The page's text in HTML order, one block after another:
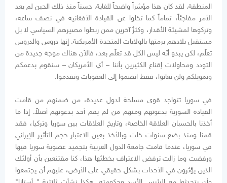
المنطقة. لقد كان هذا مؤشراً واضحاً للغاية. حسناً منذ ذلك الحين لم يعد
الأمر مفاجئاً، تماماً كما تخلوا عن القيادة الأفغانية في نصف ساعة،
وتركوها لمشيئة الأقدار، وكثرٌ آخرين ممن ربطوا مصيرهم السياسي لا بل
مستقبل بلادهم برمتها بالولايات المتحدة الأمريكية. إنها دروس والدروس
تعلّم، لكن يبدو أنّه ليس الكل قد تعلّم بعد، فالآن هناك موجة جديدة من
التودد ومحاولات إقناع الكثيرين بأننا – أي الأمريكان – سنقوم بدعمكم
وتمويلكم ولن تعانوا، فقط انضموا إلى العقوبات وتقدموا.
في سوريا تتواجد قوى مسلحة لدول عديدة، من ضمنهم من قامت
القيادة السورية بدعوتهم ومنهم من لم يقم أحد بدعوتهم أصلاً. إذا ما
أخذنا بالحسبان العلاقة الخاصة، وتاريخ العلاقات بين سوريا وتركيا، فقد
قمنا ومنذ بضع سنوات خلت وبالأخذ بعين الاعتبار حجم التأثير الإيراني
في سوريا، عندما قامت جامعة الدول العربية بتجميد عضوية سوريا فيها
ورفضت وما زالت ترفض الاعتراف بخطئها هذا، كنا مقتنعين بأن أولئك
الذين يؤثرون في الأحداث بشكل حقيقي على الأرض، عليهم أن يجتمعوا